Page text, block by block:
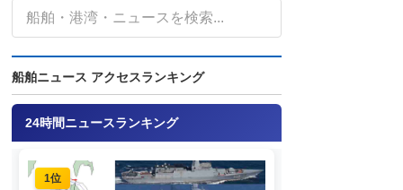
船舶ニュース アクセスランキング
24時間ニュースランキング
1位